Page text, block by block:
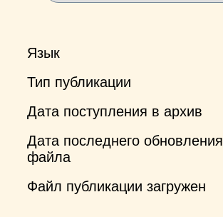
Язык
Тип публикации
Дата поступления в архив
Дата последнего обновления
файла
Файл публикации загружен